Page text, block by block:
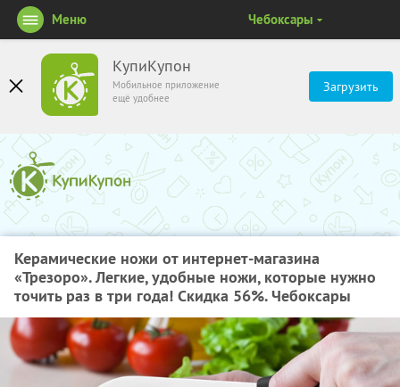
КупиКупон
Мобильное приложение
ещё удобнее
Загрузить
Меню Чебоксары
Керамические ножи от интернет-магазина
«Трезоро». Легкие, удобные ножи, которые нужно
точить раз в три года! Скидка 56%. Чебоксары